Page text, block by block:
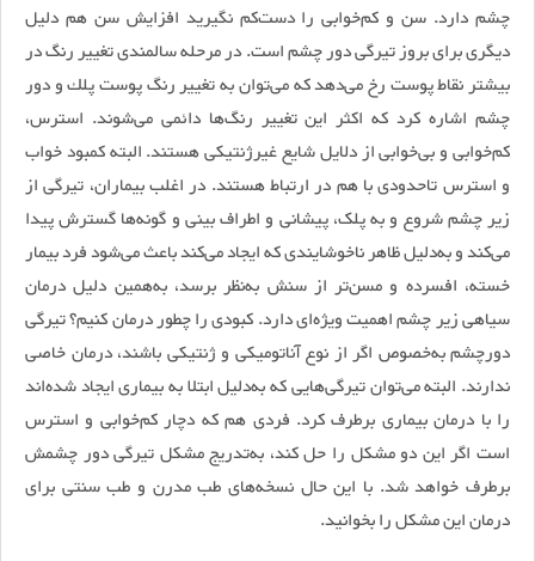
چشم دارد. سن و کم‌خوابی را دست‌کم نگیرید افزایش سن هم دلیل
دیگری برای بروز تیرگی دور چشم است. در مرحله سالمندی تغییر رنگ در
بیشتر نقاط پوست رخ می‌دهد كه می‌توان به ‌تغییر رنگ پوست پلك و دور
چشم اشاره کرد كه اکثر این تغییر رنگ‌ها دائمی می‌شوند. استرس،
کم‌خوابی و بی‌خوابی از دلایل شایع غیر‌ژنتیکی هستند. البته کمبود خواب
و استرس تا‌حدودی با هم در ارتباط هستند. در اغلب بیماران، تیرگی از
زیر چشم شروع و به پلک، پیشانی و اطراف بینی و گونه‌ها گسترش پیدا
می‌کند و به‌دلیل ظاهر ناخوشایندی که ایجاد می‌کند باعث می‌شود فرد بیمار
خسته، افسرده و مسن‌تر از سنش به‌نظر برسد، ‌به‌همین دلیل درمان
سیاهی زیر چشم اهمیت ویژه‌ای دارد. کبودی را چطور درمان کنیم؟ تیرگی
دورچشم به‌خصوص اگر از نوع آناتومیکی و ژنتیکی باشند، درمان خاصی
ندارند. البته می‌توان تیرگی‌هایی که به‌دلیل ابتلا به بیماری ایجاد شده‌اند
را با درمان بیماری برطرف کرد. فردی هم که دچار کم‌خوابی و استرس
است اگر این دو مشکل را حل کند، به‌تدریج مشکل تیرگی دور چشمش
برطرف خواهد شد. با این حال نسخه‌های طب مدرن و طب سنتی برای
درمان این مشکل را بخوانید.